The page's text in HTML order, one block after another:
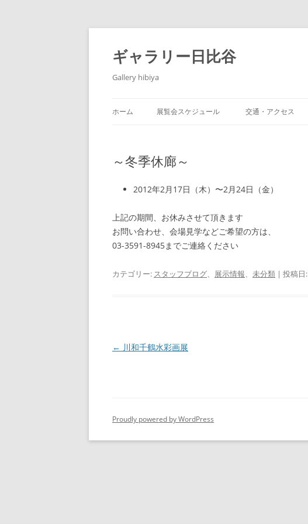
コ
テ
ン
ツ
へ
ス
ギャラリー日比谷
Gallery hibiya
ホーム 展覧会スケジュール 交通・アクセス
～冬季休廊～
2012年2月17日（木）〜2月24日（金）
上記の期間、お休みさせて頂きます
お問い合わせ、会場見学などご希望の方は、
03-3591-8945までご連絡ください
カテゴリー: スタッフブログ、 展示情報、 未分類 | 投稿日:
投
← 川和千鶴水彩画展
Proudly powered by WordPress